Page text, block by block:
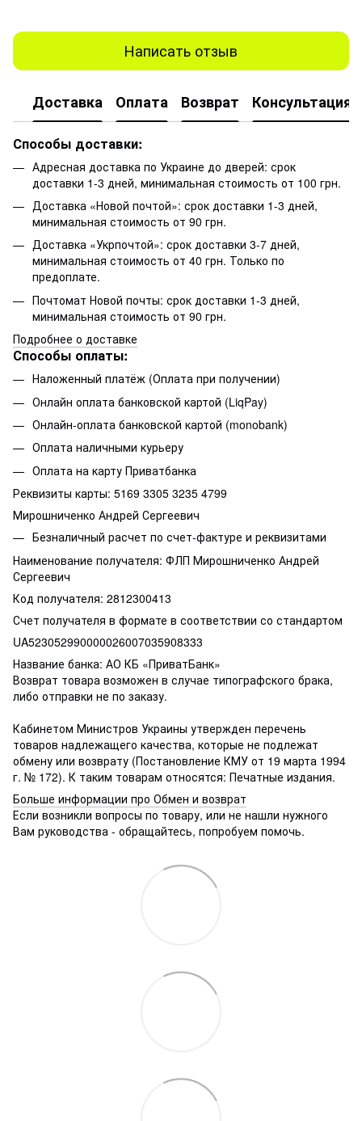
Написать отзыв
Доставка Оплата Возврат Консультация
Способы доставки:
Адресная доставка по Украине до дверей: срок
доставки 1-3 дней, минимальная стоимость от 100 грн.
Доставка «Новой почтой»: срок доставки 1-3 дней,
минимальная стоимость от 90 грн.
Доставка «Укрпочтой»: срок доставки 3-7 дней,
минимальная стоимость от 40 грн. Только по
предоплате.
Почтомат Новой почты: срок доставки 1-3 дней,
минимальная стоимость от 90 грн.
Подробнее о доставке
Способы оплаты:
Наложенный платёж (Оплата при получении)
Онлайн оплата банковской картой (LiqPay)
Онлайн-оплата банковской картой (monobank)
Оплата наличными курьеру
Оплата на карту Приватбанка
Реквизиты карты: 5169 3305 3235 4799
Мирошниченко Андрей Сергеевич
Безналичный расчет по счет-фактуре и реквизитами
Наименование получателя: ФЛП Мирошниченко Андрей
Сергеевич
Код получателя: 2812300413
Счет получателя в формате в соответствии со стандартом
UA523052990000026007035908333
Название банка: АО КБ «ПриватБанк»
Возврат товара возможен в случае типографского брака,
либо отправки не по заказу.
Кабинетом Министров Украины утвержден перечень
товаров надлежащего качества, которые не подлежат
обмену или возврату (Постановление КМУ от 19 марта 1994
г. № 172). К таким товарам относятся: Печатные издания.
Больше информации про Обмен и возврат
Если возникли вопросы по товару, или не нашли нужного
Вам руководства - обращайтесь, попробуем помочь.